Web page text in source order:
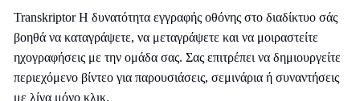
Transkriptor Η δυνατότητα εγγραφής οθόνης στο διαδίκτυο σάς
βοηθά να καταγράψετε, να μεταγράψετε και να μοιραστείτε
ηχογραφήσεις με την ομάδα σας. Σας επιτρέπει να δημιουργείτε
περιεχόμενο βίντεο για παρουσιάσεις, σεμινάρια ή συναντήσεις
με λίγα μόνο κλικ.